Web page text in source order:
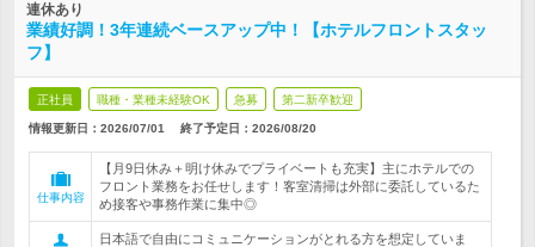
連休あり
業績好調！3年連続ベースアップ中！【ホテルフロントスタッ
フ】
正社員 職種・業種未経験OK 急募 第二新卒歓迎
情報更新日：2026/07/01 終了予定日： 2026/08/20
仕事内容
【月9日休み＋明け休みでプライベートも充実】主にホテルでの
フロント業務をお任せします！客室清掃は外部に委託しているた
め接客や事務作業に集中◎
日本語で自由にコミュニケーションがとれる方を想定していま